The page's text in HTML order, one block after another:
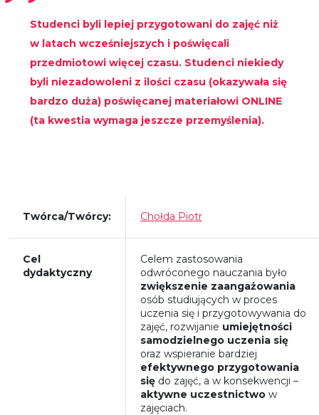
Studenci byli lepiej przygotowani do zajęć niż
w latach wcześniejszych i poświęcali
przedmiotowi więcej czasu. Studenci niekiedy
byli niezadowoleni z ilości czasu (okazywała się
bardzo duża) poświęcanej materiałowi ONLINE
(ta kwestia wymaga jeszcze przemyślenia).
Twórca/Twórcy: Chołda Piotr
Cel
dydaktyczny
Celem zastosowania
odwróconego nauczania było
zwiększenie zaangażowania
osób studiujących w proces
uczenia się i przygotowywania do
zajęć, rozwijanie umiejętności
samodzielnego uczenia się
oraz wspieranie bardziej
efektywnego przygotowania
się do zajęć, a w konsekwencji –
aktywne uczestnictwo w
zajęciach.